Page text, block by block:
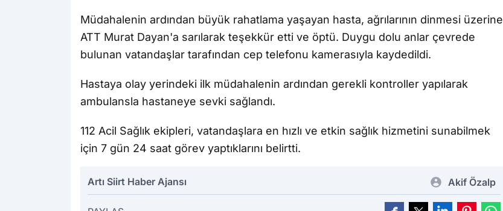
Müdahalenin ardından büyük rahatlama yaşayan hasta, ağrılarının dinmesi üzerine
ATT Murat Dayan'a sarılarak teşekkür etti ve öptü. Duygu dolu anlar çevrede
bulunan vatandaşlar tarafından cep telefonu kamerasıyla kaydedildi.
Hastaya olay yerindeki ilk müdahalenin ardından gerekli kontroller yapılarak
ambulansla hastaneye sevki sağlandı.
112 Acil Sağlık ekipleri, vatandaşlara en hızlı ve etkin sağlık hizmetini sunabilmek
için 7 gün 24 saat görev yaptıklarını belirtti.
Artı Siirt Haber Ajansı Akif Özalp